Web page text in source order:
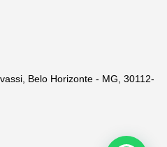
Belo Horizonte - MG, 30112-